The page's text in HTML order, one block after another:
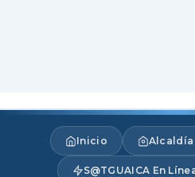
Inicio Alcaldía
S@TGUAICA En